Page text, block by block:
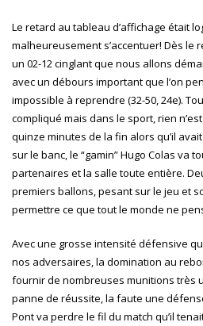
Le retard au tableau d’affichage était
malheureusement s’accentuer! Dès le
un 02-12 cinglant que nous allons
avec un débours important que l’on
impossible à reprendre (32-50, 24e).
compliqué mais dans le sport, rien
quinze minutes de la fin alors qu’il
sur le banc, le “gamin” Hugo Colas va
partenaires et la salle toute entière.
premiers ballons, pesant sur le jeu et
permettre ce que tout le monde ne
Avec une grosse intensité défensive
nos adversaires, la domination au
fournir de nombreuses munitions très
panne de réussite, la faute une
Pont va perdre le fil du match qu’il